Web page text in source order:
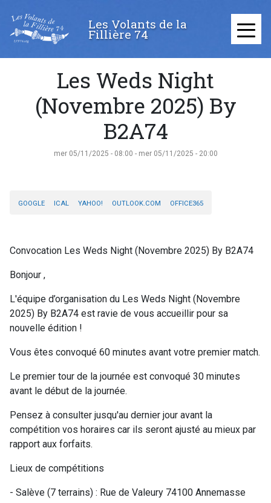
contenu
Les Volants de la
Fillière 74 ≡
Les Weds Night
(Novembre 2025) By
B2A74
mer 05/11/2025 - 08:00 - mer 05/11/2025 - 20:00
GOOGLE ICAL YAHOO! OUTLOOK.COM OFFICE365
Convocation Les Weds Night (Novembre 2025) By B2A74
Bonjour ,
L'équipe d’organisation du Les Weds Night (Novembre
2025) By B2A74 est ravie de vous accueillir pour sa
nouvelle édition !
Vous êtes convoqué 60 minutes avant votre premier match.
Le premier tour de la journée est convoqué 30 minutes
avant le début de la journée.
Pensez à consulter jusqu'au dernier jour avant la
compétition vos horaires car ils seront ajusté au mieux par
rapport aux forfaits.
Lieux de compétitions
- Salève (7 terrains) : Rue de Valeury 74100 Annemasse